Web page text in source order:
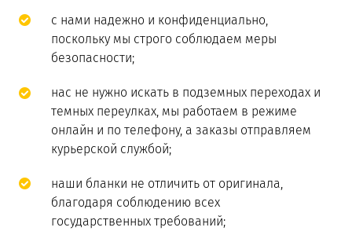
с нами надежно и конфиденциально,
поскольку мы строго соблюдаем меры
безопасности;
нас не нужно искать в подземных переходах и
темных переулках, мы работаем в режиме
онлайн и по телефону, а заказы отправляем
курьерской службой;
наши бланки не отличить от оригинала,
благодаря соблюдению всех
государственных требований;